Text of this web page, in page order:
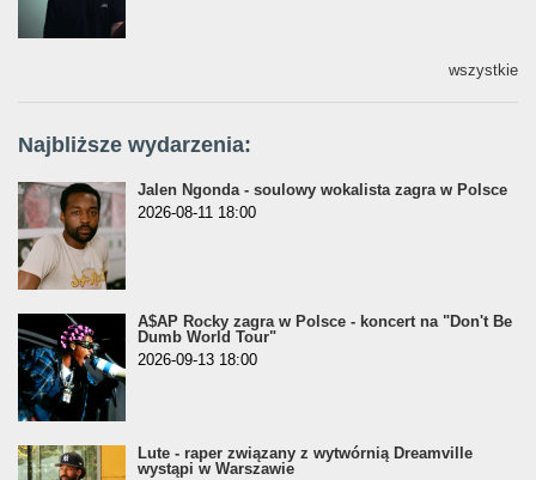
wszystkie
Najbliższe wydarzenia:
Jalen Ngonda - soulowy wokalista zagra w Polsce
2026-08-11 18:00
A$AP Rocky zagra w Polsce - koncert na "Don't Be
Dumb World Tour"
2026-09-13 18:00
Lute - raper związany z wytwórnią Dreamville
wystąpi w Warszawie